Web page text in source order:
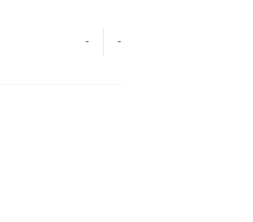
- -